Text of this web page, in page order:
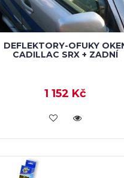
DEFLEKTORY-OFUKY
CADILLAC SRX + ZADNÍ
1 152 Kč
KOUPIT